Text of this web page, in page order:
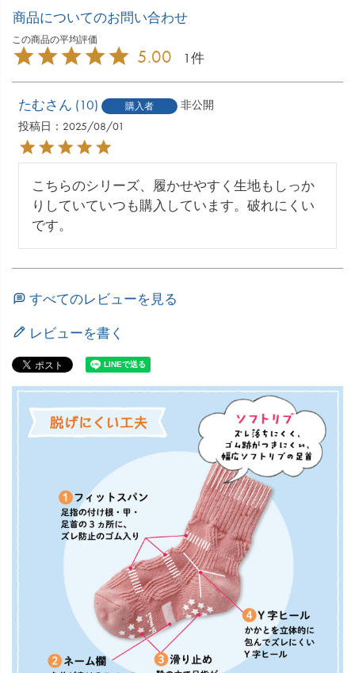
商品についてのお問い合わせ
5.00 1
たむ 10 購入者
非公開
投稿日
2025/08/01
こちらのシリーズ、履かせやすく生地もしっか
りしていていつも購入しています。破れにくい
です。
すべてのレビューを見る
レビューを書く